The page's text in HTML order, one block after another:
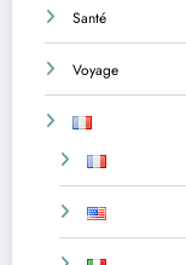
Santé
Voyage